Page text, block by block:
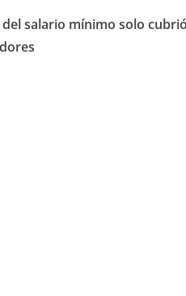
del salario mínimo solo